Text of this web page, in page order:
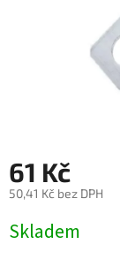
61 Kč
50,41 Kč bez DPH
cena:
Skladem